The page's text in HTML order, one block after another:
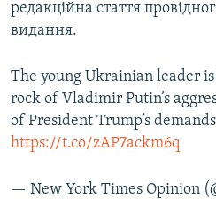
редакційна стаття
видання.
The young Ukrainian leader
rock of Vladimir Putin’s
of President Trump’s demands
https://t.co/zAP7ackm6q
— New York Times Opinion